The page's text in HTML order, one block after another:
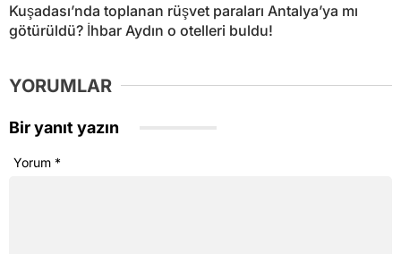
Kuşadası’nda toplanan rüşvet paraları Antalya’ya mı
götürüldü? İhbar Aydın o otelleri buldu!
YORUMLAR
Bir yanıt yazın
Yorum *